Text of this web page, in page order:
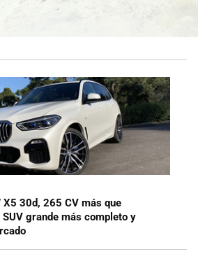
X5 30d, 265 CV más que
grande más completo y